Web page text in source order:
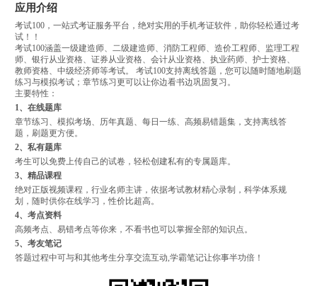
应用介绍
考试100，一站式考证服务平台，绝对实用的手机考证软件，助你轻松通过考
试！！
考试100涵盖一级建造师、二级建造师、消防工程师、造价工程师、监理工程
师、银行从业资格、证券从业资格、会计从业资格、执业药师、护士资格、
教师资格、中级经济师等考试。 考试100支持离线答题，您可以随时随地刷题
练习与模拟考试；章节练习更可以让你边看书边巩固复习。
主要特性：
1、在线题库
章节练习、模拟考场、历年真题、每日一练、高频易错题集，支持离线答
题，刷题更方便。
2、私有题库
考生可以免费上传自己的试卷，轻松创建私有的专属题库。
3、精品课程
绝对正版视频课程，行业名师主讲，依据考试教材精心录制，科学体系规
划，随时供你在线学习，性价比超高。
4、考点资料
高频考点、易错考点等你来，不看书也可以掌握全部的知识点。
5、考友笔记
答题过程中可与和其他考生分享交流互动,学霸笔记让你事半功倍！